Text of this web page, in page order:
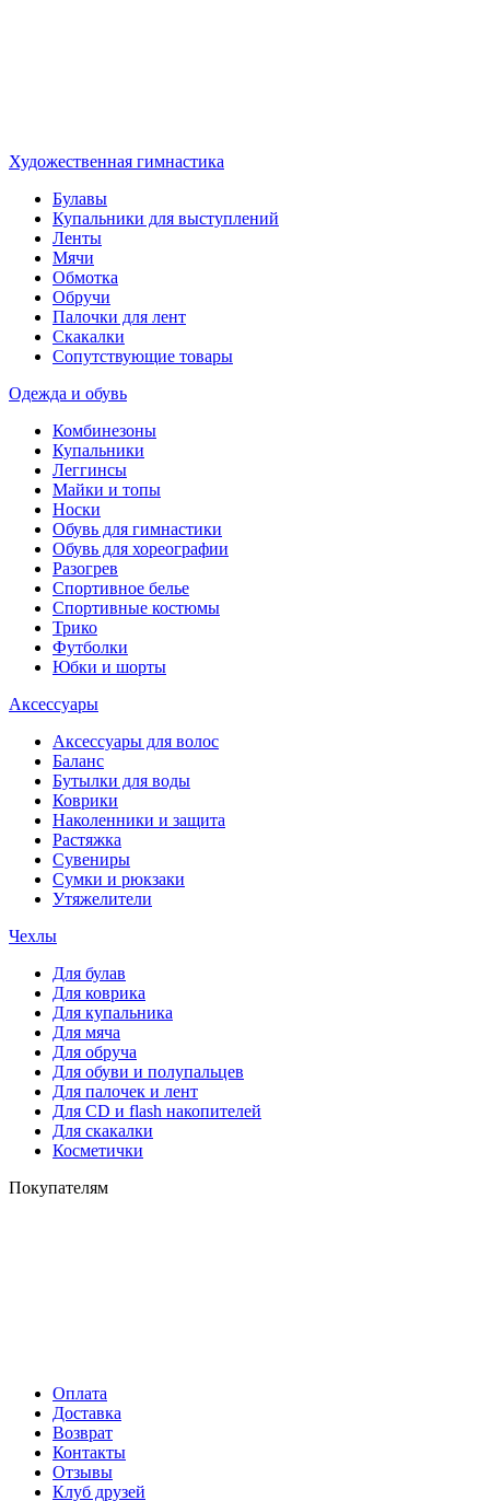
Художественная гимнастика
Булавы
Купальники для выступлений
Ленты
Мячи
Обмотка
Обручи
Палочки для лент
Скакалки
Сопутствующие товары
Одежда и обувь
Комбинезоны
Купальники
Леггинсы
Майки и топы
Носки
Обувь для гимнастики
Обувь для хореографии
Разогрев
Спортивное белье
Спортивные костюмы
Трико
Футболки
Юбки и шорты
Аксессуары
Аксессуары для волос
Баланс
Бутылки для воды
Коврики
Наколенники и защита
Растяжка
Сувениры
Сумки и рюкзаки
Утяжелители
Чехлы
Для булав
Для коврика
Для купальника
Для мяча
Для обруча
Для обуви и полупальцев
Для палочек и лент
Для СD и flash накопителей
Для скакалки
Косметички
Покупателям
Оплата
Доставка
Возврат
Контакты
Отзывы
Клуб друзей